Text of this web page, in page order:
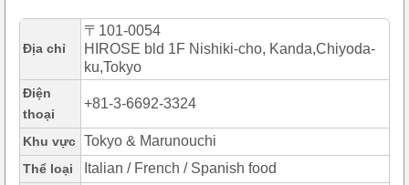
Địa chỉ
〒101-0054
HIROSE bld 1F Nishiki-cho, Kanda,Chiyoda-
ku,Tokyo
Điện
thoại
+81-3-6692-3324
Khu vực Tokyo & Marunouchi
Thể loại Italian / French / Spanish food